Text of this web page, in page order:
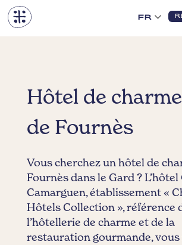
FR
Hôtel de
de Fournès
Vous cherchez un hôtel de
Fournès dans le Gard ?
Camarguen, établissement «
Hôtels Collection », référence
l’hôtellerie de charme et de la
restauration gourmande, vous